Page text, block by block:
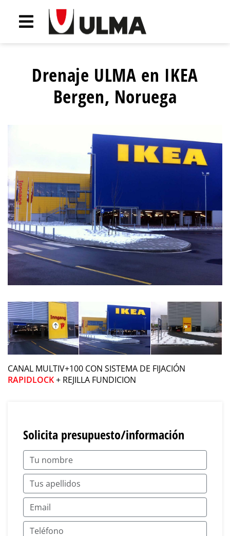
Drenaje ULMA en IKEA
Bergen, Noruega
CANAL MULTIV+100 CON SISTEMA DE FIJACIÓN
RAPIDLOCK+ REJILLA FUNDICION
Solicita presupuesto/información